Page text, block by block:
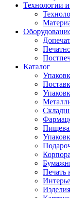
Технологии
Каталог
Печать